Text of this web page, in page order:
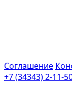
Соглашение
+7 (34343) 2-11-